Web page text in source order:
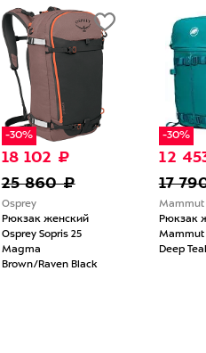
-30%
18 102 ₽
25 860 ₽
Osprey
Рюкзак женский
Osprey Sopris 25
Magma
Brown/Raven Black
-30%
12
17
Mammut
Рюкзак
Mammut
Deep